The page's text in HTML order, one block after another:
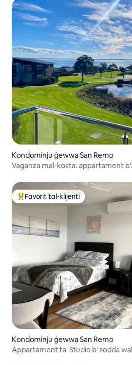
Kondominju ġewwa San Remo
Vaganza mal-kosta: appartament
Wieħed mill-aqwa favoriti tal-klijenti
Favorit tal-klijenti
Kondominju ġewwa San Remo
Appartament ta' Studio b' sodda